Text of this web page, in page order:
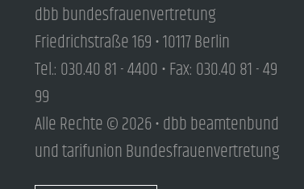
dbb bundesfrauenvertretung
Friedrichstraße 169 • 10117 Berlin
Tel.: 030.40 81 - 4400 • Fax: 030.40 81 - 49
99
Alle Rechte © 2026 • dbb beamtenbund
und tarifunion Bundesfrauenvertretung